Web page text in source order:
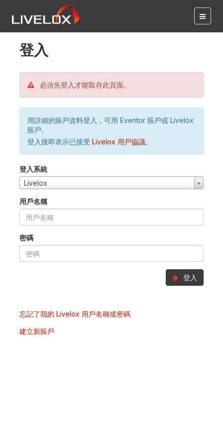
登入
必須先登入才能取存此頁面。
用詳細的賬戶資料登入，可用 Eventor 賬戶或 Livelox
賬戶。
登入後即表示已接受 Livelox 用戶協議。
登入系統
Livelox
用戶名稱
密碼
登入
忘記了我的 Livelox 用戶名稱或密碼
建立新賬戶